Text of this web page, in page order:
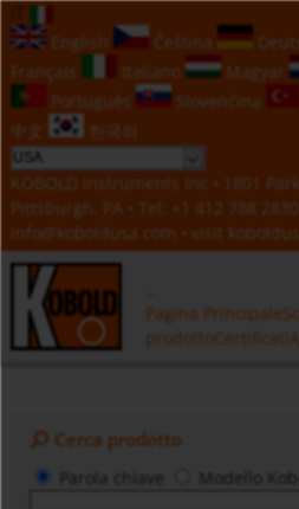
English
Čeština
Français
Italiano Magyar
Português
Slovenčina
中文
한국의
KOBOLD Instruments Inc • 1801
Pittsburgh, PA • Tel:
+1 412 788 2830
info@koboldusa.com • visit
Pagina Principale
prodottoCertificati
Cerca prodotto
Modello